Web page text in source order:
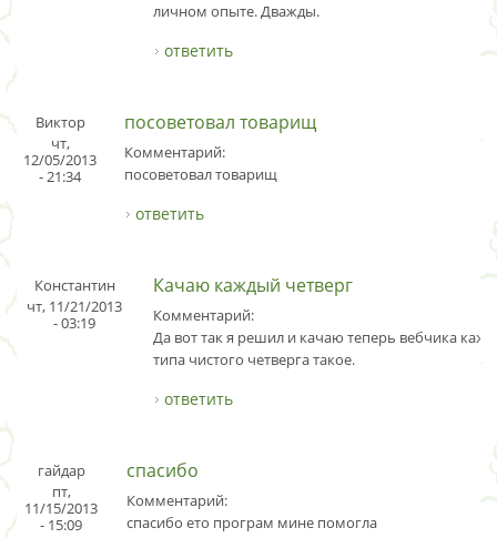
личном опыте. Дважды.
ответить
Виктор
чт,
12/05/2013
- 21:34
посоветовал товарищ
Комментарий:
посоветовал товарищ
ответить
Константин
чт, 11/21/2013
- 03:19
Качаю каждый четверг
Комментарий:
Да вот так я решил и качаю теперь вебчика
типа чистого четверга такое.
ответить
гайдар
пт,
11/15/2013
- 15:09
спасибо
Комментарий:
спасибо ето програм мине помогла